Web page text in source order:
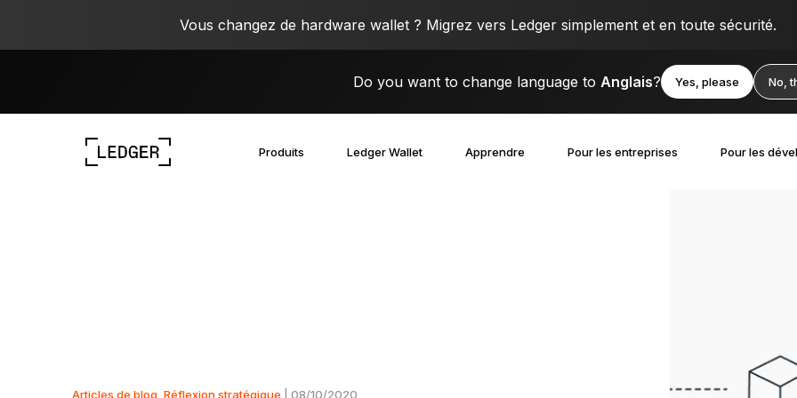
Vous changez de hardware wallet ? Migrez vers Ledger simplement et en toute sécurité.
Do you want to change language to Anglais? Yes, please No,
Produits Ledger Wallet Apprendre Pour les entreprises Pour les
Articles de blog, Réflexion stratégique | 08/10/2020